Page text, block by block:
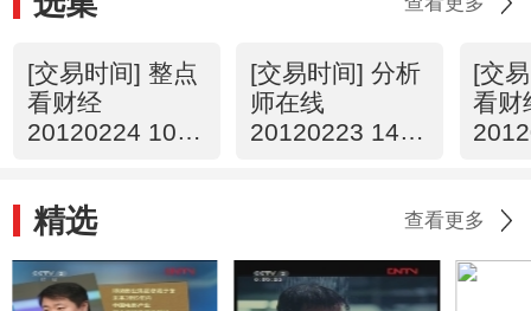
[交易时间] 整点
看财经
20120224 10：
[交易时间] 分析
师在线
20120223 14：
[交
看财
精选 查看更多